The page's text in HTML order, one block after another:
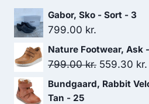
899.00 kr..
Gabor, Sko - Sort - 3
799.00 kr.
Nature Footwear, Ask
799.00kr. Den
559.30 kr.
Bundgaard, Rabbit
Tan - 25